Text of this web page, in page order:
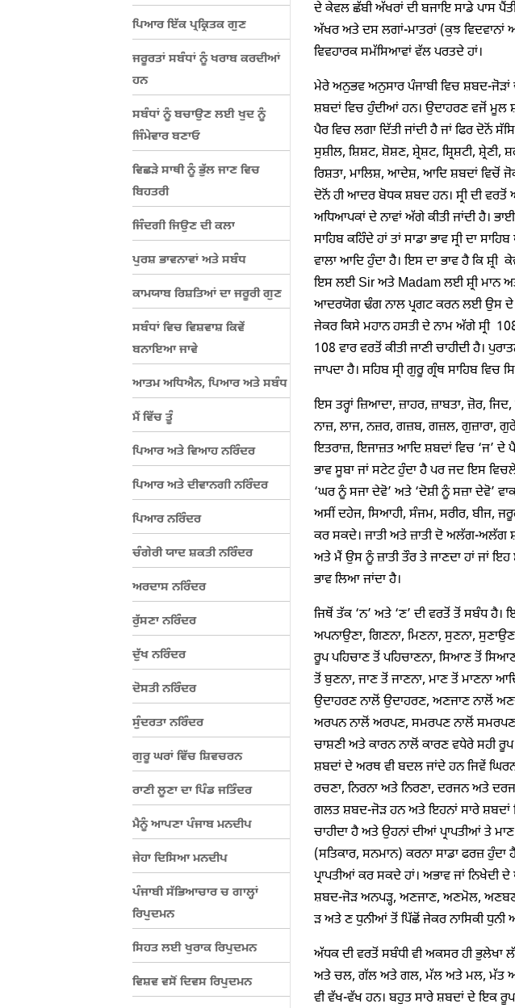
ਦੇ ਕੇਵਲ ਛੱਬੀ ਅੱਖਰਾਂ ਦੀ ਬਜਾਇ ਸਾਡੇ ਪਾਸ
ਅੱਖਰ ਅਤੇ ਦਸ ਲਗਾਂ-ਮਾਤਰਾਂ (ਕੁਝ
ਵਿਵਹਾਰਕ ਸਮੱਸਿਆਵਾਂ ਵੱਲ ਪਰਤਦੇ ਹਾਂ।
ਮੇਰੇ ਅਨੁਭਵ ਅਨੁਸਾਰ ਪੰਜਾਬੀ ਵਿਚ ਸ਼ਬਦ-
ਸ਼ਬਦਾਂ ਵਿਚ ਹੁੰਦੀਆਂ ਹਨ। ਉਦਾਹਰਣ ਵਜੋਂ ਮੂਲ
ਪੈਰ ਵਿਚ ਲਗਾ ਦਿੱਤੀ ਜਾਂਦੀ ਹੈ ਜਾਂ ਫਿਰ ਦੋਨੋਂ
ਸੁਸ਼ੀਲ, ਸ਼ਿਸ਼ਟ, ਸ਼ੋਸ਼ਣ, ਸ਼੍ਰੇਸ਼ਟ, ਸ਼੍ਰਿਸ਼ਟੀ, ਸ਼੍ਰੇਣੀ,
ਰਿਸ਼ਤਾ, ਮਾਲਿਸ਼, ਆਦੇਸ਼, ਆਦਿ ਸ਼ਬਦਾਂ ਵਿਚੋਂ
ਦੋਨੋਂ ਹੀ ਆਦਰ ਬੋਧਕ ਸ਼ਬਦ ਹਨ। ਸ੍ਰੀ ਦੀ ਵਰਤੋਂ
ਅਧਿਆਪਕਾਂ ਦੇ ਨਾਵਾਂ ਅੱਗੇ ਕੀਤੀ ਜਾਂਦੀ ਹੈ।
ਸਾਹਿਬ ਕਹਿੰਦੇ ਹਾਂ ਤਾਂ ਸਾਡਾ ਭਾਵ ਸ੍ਰੀ ਦਾ
ਵਾਲਾ ਆਦਿ ਹੁੰਦਾ ਹੈ। ਇਸ ਦਾ ਭਾਵ ਹੈ ਕਿ
ਇਸ ਲਈ Sir ਅਤੇ Madam ਲਈ ਸ਼੍ਰੀ ਮਾਨ ਅਤੇ
ਆਦਰਯੋਗ ਢੰਗ ਨਾਲ ਪ੍ਰਗਟ ਕਰਨ ਲਈ ਉਸ ਦੇ ਪਿੱਛੇ
ਜੇਕਰ ਕਿਸੇ ਮਹਾਨ ਹਸਤੀ ਦੇ ਨਾਮ ਅੱਗੇ ਸ੍ਰੀ
108 ਵਾਰ ਵਰਤੋਂ ਕੀਤੀ ਜਾਣੀ ਚਾਹੀਦੀ ਹੈ।
ਜਾਪਦਾ ਹੈ। ਸਹਿਬ ਸ੍ਰੀ ਗੁਰੂ ਗ੍ਰੰਥ ਸਾਹਿਬ
ਇਸ ਤਰ੍ਹਾਂ ਜ਼ਿਆਦਾ, ਜ਼ਾਹਰ, ਜ਼ਾਬਤਾ, ਜ਼ੋਰ,
ਨਾਜ਼, ਲਾਜ, ਨਜ਼ਰ, ਗਜ਼ਬ, ਗਜ਼ਲ, ਗੁਜ਼ਾਰਾ,
ਇਤਰਾਜ਼, ਇਜਾਜ਼ਤ ਆਦਿ ਸ਼ਬਦਾਂ ਵਿਚ ‘ਜ’ ਦੇ
ਭਾਵ ਸੂਬਾ ਜਾਂ ਸਟੇਟ ਹੁੰਦਾ ਹੈ ਪਰ ਜਦ ਇਸ
‘ਘਰ ਨੂੰ ਸਜਾ ਦੇਵੋ’ ਅਤੇ ‘ਦੋਸ਼ੀ ਨੂੰ ਸਜ਼ਾ ਦੇਵੋ’
ਅਸੀਂ ਦਹੇਜ, ਸਿਆਹੀ, ਸੰਜਮ, ਸਰੀਰ, ਬੀਜ,
ਕਰ ਸਕਦੇ। ਜਾਤੀ ਅਤੇ ਜ਼ਾਤੀ ਦੋ ਅਲੱਗ-ਅਲੱਗ
ਅਤੇ ਮੈਂ ਉਸ ਨੂੰ ਜ਼ਾਤੀ ਤੌਰ ਤੇ ਜਾਣਦਾ ਹਾਂ ਜਾਂ ਇਹ
ਭਾਵ ਲਿਆ ਜਾਂਦਾ ਹੈ।
ਜਿਥੋਂ ਤੱਕ ‘ਨ’ ਅਤੇ ‘ਣ’ ਦੀ ਵਰਤੋਂ ਤੋਂ ਸਬੰਧ ਹੈ।
ਅਪਨਾਉਣਾ, ਗਿਣਨਾ, ਮਿਣਨਾ, ਸੁਣਨਾ,
ਰੂਪ ਪਹਿਚਾਣ ਤੋਂ ਪਹਿਚਾਣਨਾ, ਸਿਆਣ ਤੋਂ
ਤੋਂ ਬੁਣਨਾ, ਜਾਣ ਤੋਂ ਜਾਣਨਾ, ਮਾਣ ਤੋਂ ਮਾਣਨਾ
ਉਦਾਹਰਣ ਨਾਲੋਂ ਉਦਾਹਰਣ, ਅਣਜਾਣ ਨਾਲੋਂ
ਅਰਪਨ ਨਾਲੋਂ ਅਰਪਣ, ਸਮਰਪਣ ਨਾਲੋਂ
ਚਾਸ਼ਣੀ ਅਤੇ ਕਾਰਨ ਨਾਲੋਂ ਕਾਰਣ ਵਧੇਰੇ ਸਹੀ
ਸ਼ਬਦਾਂ ਦੇ ਅਰਥ ਵੀ ਬਦਲ ਜਾਂਦੇ ਹਨ ਜਿਵੇਂ
ਰਚਣਾ, ਨਿਰਨਾ ਅਤੇ ਨਿਰਣਾ, ਦਰਜਨ ਅਤੇ
ਗਲਤ ਸ਼ਬਦ-ਜੋੜ ਹਨ ਅਤੇ ਇਹਨਾਂ ਸਾਰੇ ਸ਼ਬਦਾਂ
ਚਾਹੀਦਾ ਹੈ ਅਤੇ ਉਹਨਾਂ ਦੀਆਂ ਪ੍ਰਾਪਤੀਆਂ ਤੇ
(ਸਤਿਕਾਰ, ਸਨਮਾਨ) ਕਰਨਾ ਸਾਡਾ ਫਰਜ਼
ਪ੍ਰਾਪਤੀਆਂ ਕਰ ਸਕਦੇ ਹਾਂ। ਅਭਾਵ ਜਾਂ ਨਿਖੇਦੀ
ਸ਼ਬਦ-ਜੋੜ ਅਨਪੜ੍ਹ, ਅਣਜਾਣ, ਅਣਮੋਲ,
ਡ਼ ਅਤੇ ਣ ਧੁਨੀਆਂ ਤੋਂ ਪਿੱਛੋਂ ਜੇਕਰ ਨਾਸਿਕੀ ਧੁਨੀ
ਅੱਧਕ ਦੀ ਵਰਤੋਂ ਸਬੰਧੀ ਵੀ ਅਕਸਰ ਹੀ
ਅਤੇ ਚਲ, ਗੱਲ ਅਤੇ ਗਲ, ਮੱਲ ਅਤੇ ਮਲ, ਮੱਤ
ਵੀ ਵੱਖ-ਵੱਖ ਹਨ। ਬਹੁਤ ਸਾਰੇ ਸ਼ਬਦਾਂ ਦੇ ਇਕ
ਪਿਆਰ ਇੱਕ ਪ੍ਰਕ੍ਰਿਤਕ ਗੁਣ
ਜਰੂਰਤਾਂ ਸਬੰਧਾਂ ਨੂੰ ਖਰਾਬ ਕਰਦੀਆਂ
ਹਨ
ਸਬੰਧਾਂ ਨੂੰ ਬਚਾਉਣ ਲਈ ਖੁਦ ਨੂੰ
ਜਿੰਮੇਵਾਰ ਬਣਾਓ
ਵਿਛੜੇ ਸਾਥੀ ਨੂੰ ਭੁੱਲ ਜਾਣ ਵਿਚ
ਬਿਹਤਰੀ
ਜਿੰਦਗੀ ਜਿਉਣ ਦੀ ਕਲਾ
ਪੁਰਸ਼ ਭਾਵਨਾਵਾਂ ਅਤੇ ਸਬੰਧ
ਕਾਮਯਾਬ ਰਿਸ਼ਤਿਆਂ ਦਾ ਜਰੂਰੀ ਗੁਣ
ਸਬੰਧਾਂ ਵਿਚ ਵਿਸ਼ਵਾਸ਼ ਕਿਵੇਂ
ਬਨਾਇਆ ਜਾਵੇ
ਆਤਮ ਅਧਿਐਨ, ਪਿਆਰ ਅਤੇ ਸਬੰਧ
ਮੈਂ ਵਿੱਚ ਤੂੰ
ਪਿਆਰ ਅਤੇ ਵਿਆਹ ਨਰਿੰਦਰ
ਪਿਆਰ ਅਤੇ ਦੀਵਾਨਗੀ ਨਰਿੰਦਰ
ਪਿਆਰ ਨਰਿੰਦਰ
ਚੰਗੇਰੀ ਯਾਦ ਸ਼ਕਤੀ ਨਰਿੰਦਰ
ਅਰਦਾਸ ਨਰਿੰਦਰ
ਰੁੱਸਣਾ ਨਰਿੰਦਰ
ਦੁੱਖ ਨਰਿੰਦਰ
ਦੋਸਤੀ ਨਰਿੰਦਰ
ਸੁੰਦਰਤਾ ਨਰਿੰਦਰ
ਗੁਰੂ ਘਰਾਂ ਵਿੱਚ ਸ਼ਿਵਚਰਨ
ਰਾਣੀ ਲੂਣਾ ਦਾ ਪਿੰਡ ਜਤਿੰਦਰ
ਮੈਨੂੰ ਆਪਣਾ ਪੰਜਾਬ ਮਨਦੀਪ
ਜੇਹਾ ਦਿਸਿਆ ਮਨਦੀਪ
ਪੰਜਾਬੀ ਸੱਭਿਆਚਾਰ ਚ ਗਾਲ੍ਹਾਂ
ਰਿਪੁਦਮਨ
ਸਿਹਤ ਲਈ ਖੁਰਾਕ ਰਿਪੁਦਮਨ
ਵਿਸ਼ਵ ਵਸੋਂ ਦਿਵਸ ਰਿਪੁਦਮਨ